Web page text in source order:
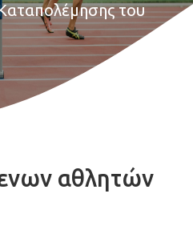
του
αθλητών